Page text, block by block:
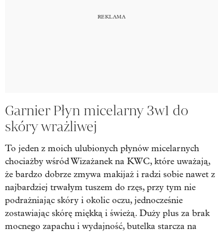
Garnier Płyn micelarny 3w1 do
skóry wrażliwej
To jeden z moich ulubionych płynów micelarnych
chociażby wśród Wizażanek na KWC, które uważają,
że bardzo dobrze zmywa makijaż i radzi sobie nawet z
najbardziej trwałym tuszem do rzęs, przy tym nie
podrażniając skóry i okolic oczu, jednocześnie
zostawiając skórę miękką i świeżą. Duży plus za brak
mocnego zapachu i wydajność, butelka starcza na